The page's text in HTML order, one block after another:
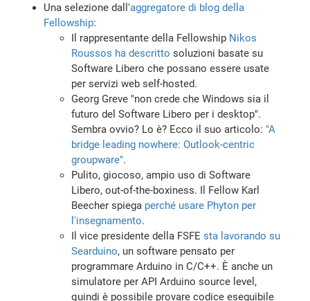
Una selezione dall'aggregatore di blog della
Fellowship:
Il rappresentante della Fellowship Nikos
Roussos ha descritto soluzioni basate su
Software Libero che possano essere usate
per servizi web self-hosted.
Georg Greve "non crede che Windows sia il
futuro del Software Libero per i desktop".
Sembra ovvio? Lo è? Ecco il suo articolo: "A
bridge leading nowhere: Outlook-centric
groupware".
Pulito, giocoso, ampio uso di Software
Libero, out-of-the-boxiness. Il Fellow Karl
Beecher spiega perché usare Phyton per
l'insegnamento.
Il vice presidente della FSFEsta lavorando su
Searduino, un software pensato per
programmare Arduino in C/C++. È anche un
simulatore per API Arduino source level,
quindi è possibile provare codice eseguibile